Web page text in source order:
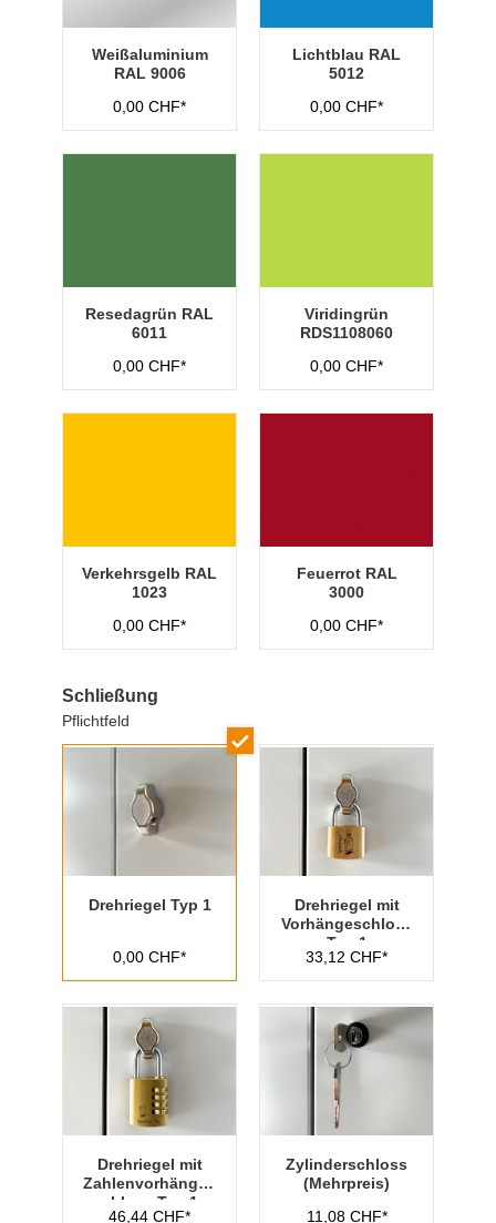
Weißaluminium
RAL 9006
0,00 CHF*
Lichtblau RAL
5012
0,00 CHF*
Resedagrün RAL
6011
0,00 CHF*
Viridingrün
RDS1108060
0,00 CHF*
Verkehrsgelb RAL
1023
0,00 CHF*
Feuerrot RAL
3000
0,00 CHF*
Schließung
Pflichtfeld
Drehriegel Typ 1
0,00 CHF*
Drehriegel mit
Vorhängeschloss
Typ 1
33,12 CHF*
Drehriegel mit
Zahlenvorhänges
chloss Typ 1
46,44 CHF*
Zylinderschloss
(Mehrpreis)
11,08 CHF*